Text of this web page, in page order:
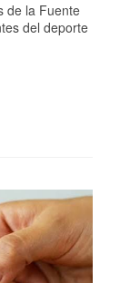
de la Fuente
del deporte